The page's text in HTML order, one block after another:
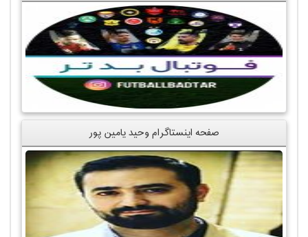
صفحه اینستاگرام وحید یامین پور